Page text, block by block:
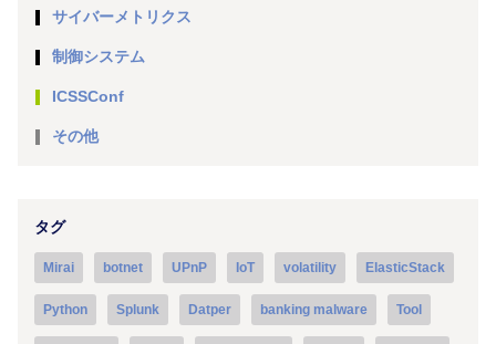
サイバーメトリクス
制御システム
ICSSConf
その他
タグ
Mirai botnet UPnP IoT volatility ElasticStack
Python Splunk Datper banking malware Tool